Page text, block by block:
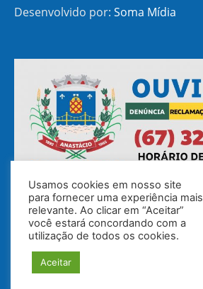
Desenvolvido por: Soma Mídia
Usamos cookies em nosso site
para fornecer uma experiência mais
relevante. Ao clicar em “Aceitar”
você estará concordando com a
utilização de todos os cookies.
Aceitar